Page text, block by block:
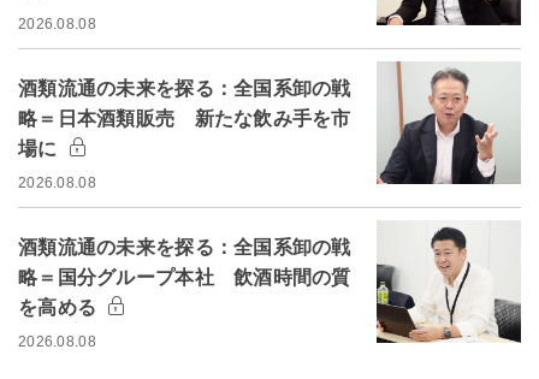
2026.08.08
酒類流通の未来を探る：全国系卸の戦
略＝日本酒類販売 新たな飲み手を市
場に
2026.08.08
酒類流通の未来を探る：全国系卸の戦
略＝国分グループ本社 飲酒時間の質
を高める
2026.08.08